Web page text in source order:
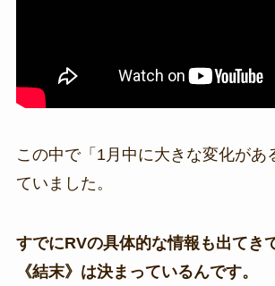
この中で「1月中に大きな変化があ
ていました。
すでにRVの具体的な情報も出てき
《結末》は決まっているんです。